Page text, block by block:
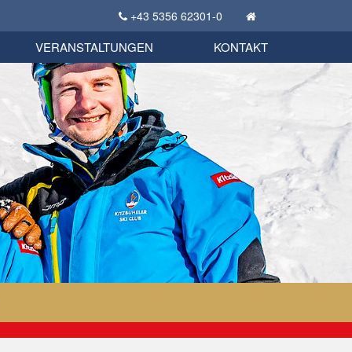
+43 5356 62301-0
KSC Sportgeschichte
Bekleidungsshop
VERANSTALTUNGEN KONTAKT